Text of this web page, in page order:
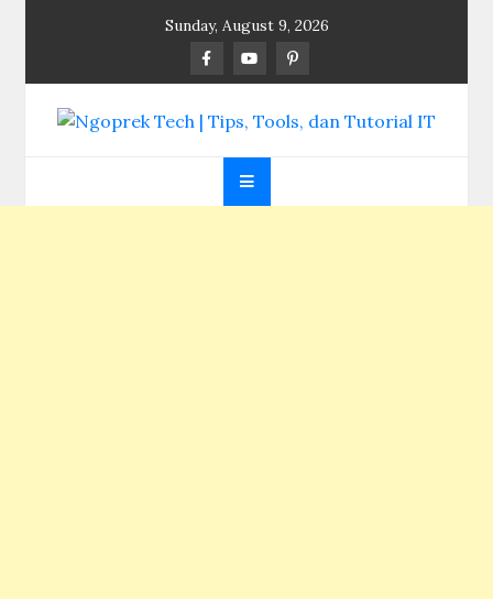
Sunday, August 9, 2026
Ngoprek Tech | Tips,
Tools, dan Tutorial